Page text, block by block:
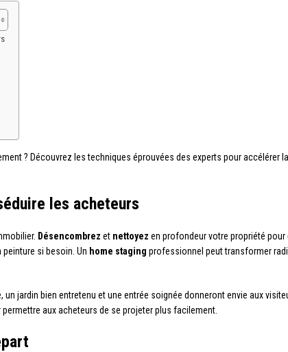
? Découvrez les techniques éprouvées des experts pour accélérer
les acheteurs
Désencombrez et nettoyez en profondeur votre propriété
peinture si besoin. Un home staging professionnel peut transformer
un jardin bien entretenu et une entrée soignée donneront envie aux
aux acheteurs de se projeter plus facilement.